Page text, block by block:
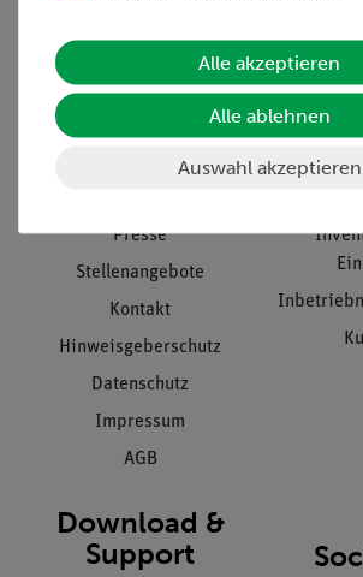
Informationen
Unternehmen
Presse
Stellenangebote
Kontakt
Hinweisgeberschutz
Datenschutz
Impressum
AGB
Download &
Support
Alle akzeptieren
Alle ablehnen
Auswahl akzeptieren